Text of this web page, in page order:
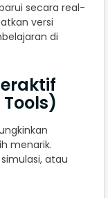
secara real-
versi
di
menarik.
atau